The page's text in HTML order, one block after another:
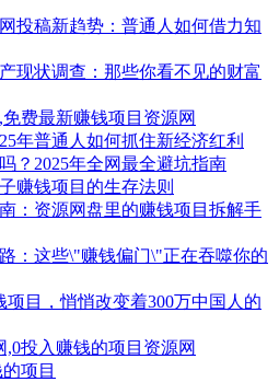
投稿新趋势：普通人如何借力知
现状调查：那些你看不见的财富
费最新赚钱项目资源网
年普通人如何抓住新经济红利
？2025年全网最全避坑指南
赚钱项目的生存法则
：资源网盘里的赚钱项目拆解手
：这些\"赚钱偏门\"正在吞噬你的
项目，悄悄改变着300万中国人的
投入赚钱的项目资源网
项目